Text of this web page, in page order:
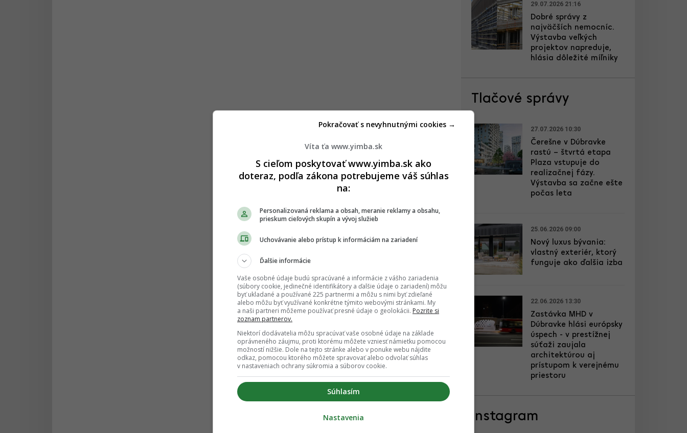
29.07.2026 21:16
Dobré správy z
najväčších nemocníc.
Výstavba veľkých
projektov napreduje,
hlásia dôležité míľniky
Tlačové správy
27.07.2026 10:30
Čerešne v Dúbravke
rastú – štvrtá etapa
Plaza vstupuje do
realizačnej fázy.
Výstavba sa začne ešte
počas leta
25.06.2026 09:00
Nový luxus bývania:
vlastný exteriér, ktorý
funguje ako ďalšia izba
22.06.2026 13:30
Zastávka MHD v
Dúbravke hlási európsky
úspech - v prestížnej
súťaži zaujala
architektúrou aj
prístupom k verejnému
priestoru
Instagram
Víta ťa www.yimba.sk
S cieľom poskytovať www.yimba.sk ako
doteraz, podľa zákona potrebujeme váš súhlas
na:
Personalizovaná reklama a obsah, meranie reklamy a obsahu,
prieskum cieľových skupín a vývoj služieb
Uchovávanie alebo prístup k informáciám na zariadení
Ďalšie informácie
Vaše osobné údaje budú spracúvané a informácie z vášho zariadenia
(súbory cookie, jedinečné identifikátory a ďalšie údaje o zariadení) môžu
byť ukladané a používané 225 partnermi a môžu s nimi byť zdieľané
alebo môžu byť využívané konkrétne týmito webovými stránkami. My
a naši partneri môžeme používať presné údaje o geolokácii. Pozrite si
zoznam partnerov.
Niektorí dodávatelia môžu spracúvať vaše osobné údaje na základe
oprávneného záujmu, proti ktorému môžete vzniesť námietku pomocou
možností nižšie. Dole na tejto stránke alebo v ponuke webu nájdite
odkaz, pomocou ktorého môžete spravovať alebo odvolať súhlas
v nastaveniach ochrany súkromia a súborov cookie.
Súhlasím
Pokračovať s nevyhnutnými cookies →
Nastavenia